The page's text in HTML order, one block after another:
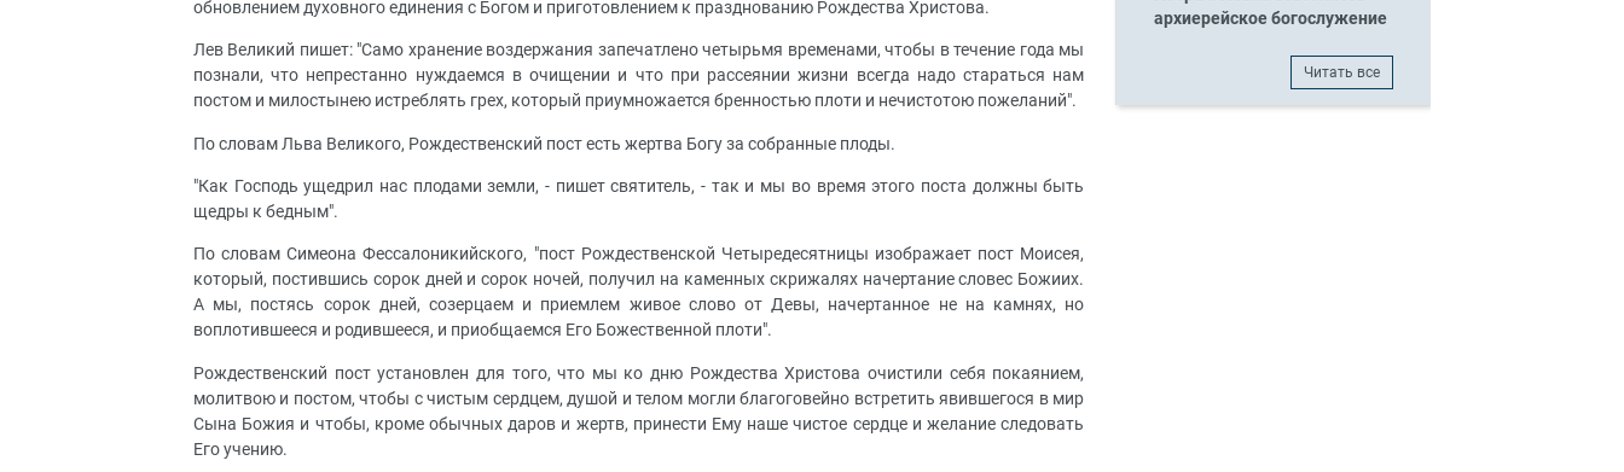
обновлением духовного единения с Богом и приготовлением к празднованию Рождества Христова.
Лев Великий пишет: "Само хранение воздержания запечатлено четырьмя временами, чтобы в течение года мы
познали, что непрестанно нуждаемся в очищении и что при рассеянии жизни всегда надо стараться нам
постом и милостынею истреблять грех, который приумножается бренностью плоти и нечистотою пожеланий".
По словам Льва Великого, Рождественский пост есть жертва Богу за собранные плоды.
"Как Господь ущедрил нас плодами земли, - пишет святитель, - так и мы во время этого поста должны быть
щедры к бедным".
По словам Симеона Фессалоникийского, "пост Рождественской Четыредесятницы изображает пост Моисея,
который, постившись сорок дней и сорок ночей, получил на каменных скрижалях начертание словес Божиих.
А мы, постясь сорок дней, созерцаем и приемлем живое слово от Девы, начертанное не на камнях, но
воплотившееся и родившееся, и приобщаемся Его Божественной плоти".
Рождественский пост установлен для того, что мы ко дню Рождества Христова очистили себя покаянием,
молитвою и постом, чтобы с чистым сердцем, душой и телом могли благоговейно встретить явившегося в мир
Сына Божия и чтобы, кроме обычных даров и жертв, принести Ему наше чистое сердце и желание следовать
Его учению.
архиерейское богослужение
Читать все